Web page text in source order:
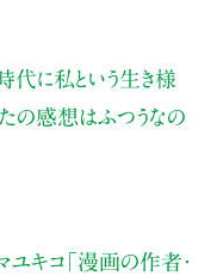
代に私という生き様
たの感想はふつうなの
ユキコ「漫画の作者・